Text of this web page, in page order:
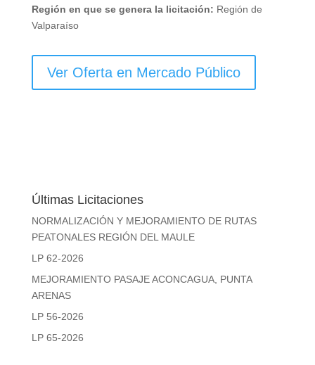
Región en que se genera la licitación: Región de
Valparaíso
Ver Oferta en Mercado Público
Últimas Licitaciones
NORMALIZACIÓN Y MEJORAMIENTO DE RUTAS
PEATONALES REGIÓN DEL MAULE
LP 62-2026
MEJORAMIENTO PASAJE ACONCAGUA, PUNTA
ARENAS
LP 56-2026
LP 65-2026